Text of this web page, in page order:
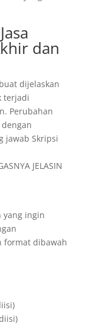
dan
dijelaskan
terjadi
Perubahan
jawab Skripsi
JELASIN
yang ingin
format dibawah